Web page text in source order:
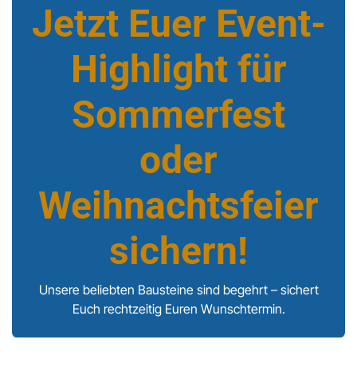
Jetzt Euer Event-
Highlight für
Sommerfest
oder
Weihnachtsfeier
sichern!
Unsere beliebten Bausteine sind begehrt – sichert
Euch rechtzeitig Euren Wunschtermin.